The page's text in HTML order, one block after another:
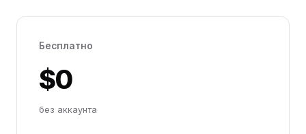
Бесплатно
$0
без аккаунта